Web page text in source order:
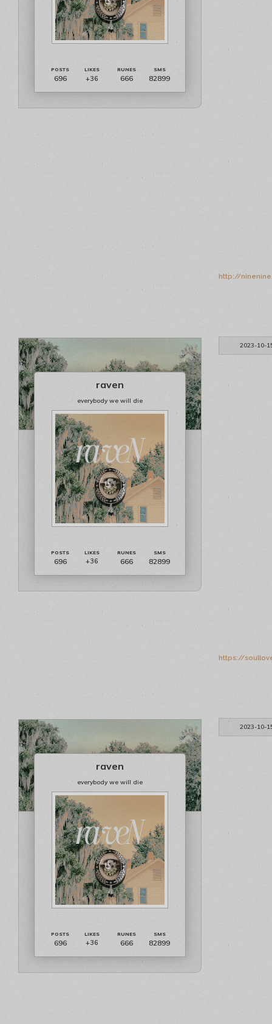
696 +36 666 82899
http://
2023-10-
raven
everybody we will die
696 +36 666 82899
https://
2023-10-
raven
everybody we will die
696 +36 666 82899